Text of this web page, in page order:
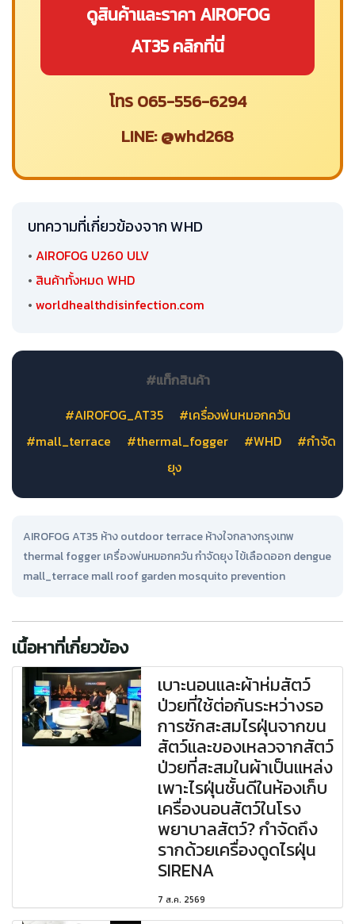
ดูสินค้าและราคา AIROFOG
AT35 คลิกที่นี่
โทร 065-556-6294
LINE: @whd268
บทความที่เกี่ยวข้องจาก WHD
• AIROFOG U260 ULV
• สินค้าทั้งหมด WHD
• worldhealthdisinfection.com
#แท็กสินค้า
#AIROFOG_AT35
#เครื่องพ่นหมอกควัน
#mall_terrace
#thermal_fogger #WHD
#กำจัด
ยุง
AIROFOG AT35 ห้าง outdoor terrace ห้างใจกลางกรุงเทพ
thermal fogger เครื่องพ่นหมอกควัน กำจัดยุง ไข้เลือดออก dengue
mall_terrace mall roof garden mosquito prevention
เนื้อหาที่เกี่ยวข้อง
เบาะนอนและผ้าห่มสัตว์
ป่วยที่ใช้ต่อกันระหว่างรอ
การซักสะสมไรฝุ่นจากขน
สัตว์และของเหลวจากสัตว์
ป่วยที่สะสมในผ้าเป็นแหล่ง
เพาะไรฝุ่นชั้นดีในห้องเก็บ
เครื่องนอนสัตว์ในโรง
พยาบาลสัตว์? กำจัดถึง
รากด้วยเครื่องดูดไรฝุ่น
SIRENA
7 ส.ค. 2569